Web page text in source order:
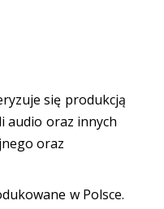
się produkcją
audio oraz innych
oraz
w Polsce.